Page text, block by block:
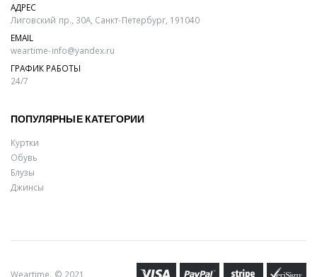
АДРЕС
Лиговский пр., 30А, Санкт-Петербург, 191040
EMAIL
weartime-info@yandex.ru
ГРАФИК РАБОТЫ
24/7
ПОПУЛЯРНЫЕ КАТЕГОРИИ
Куртки
Обувь
Блузы
Джинсы
Weartime. © 2021